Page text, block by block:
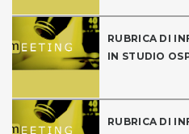
RUBRICA DI
IN STUDIO
RUBRICA DI